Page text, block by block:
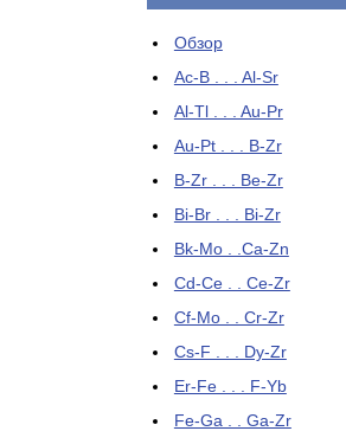
Обзор
Ac-B . . . Al-Sr
Al-Tl . . . Au-Pr
Au-Pt . . . B-Zr
B-Zr . . . Be-Zr
Bi-Br . . . Bi-Zr
Bk-Mo . .Ca-Zn
Cd-Ce . . Ce-Zr
Cf-Mo . . Cr-Zr
Cs-F . . . Dy-Zr
Er-Fe . . . F-Yb
Fe-Ga . . Ga-Zr